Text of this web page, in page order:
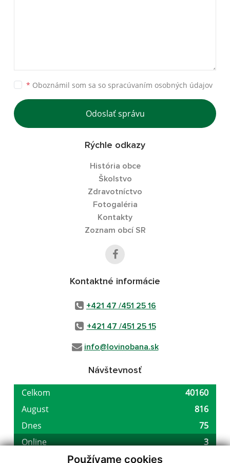
Používame cookies
* Oboznámil som sa so spracúvaním osobných údajov
Odoslať správu
Rýchle odkazy
História obce
Školstvo
Zdravotníctvo
Fotogaléria
Kontakty
Zoznam obcí SR
Kontaktné informácie
+421 47 /451 25 16
+421 47 /451 25 15
info@lovinobana.sk
Návštevnosť